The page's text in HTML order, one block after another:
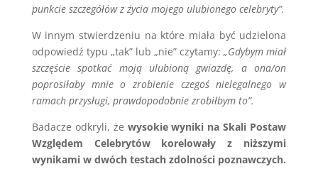
punkcie szczegółów z życia mojego ulubionego celebryty”.
W innym stwierdzeniu na które miała być udzielona
odpowiedź typu „tak” lub „nie” czytamy:„Gdybym miał
szczęście spotkać moją ulubioną gwiazdę, a ona/on
poprosiłaby mnie o zrobienie czegoś nielegalnego w
ramach przysługi, prawdopodobnie zrobiłbym to”.
Badacze odkryli, że wysokie wyniki na Skali Postaw
Względem Celebrytów korelowały z niższymi
wynikami w dwóch testach zdolności poznawczych.